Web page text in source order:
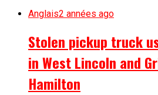
Anglais2 années ago
Stolen pickup truck
in West Lincoln and
Hamilton